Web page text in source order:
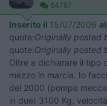
64787
Inserito il 15/07/2006
quote:Originally posted
quote:Originally posted
Oltre a dichiarare il tipo
mezzo in marcia. Io
del 2000 (pompa
in due) 3100 Kg,